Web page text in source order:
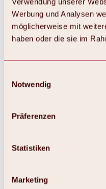
Werbung und Analysen
möglicherweise mit
haben oder die sie im
Notwendig
Präferenzen
Statistiken
Marketing